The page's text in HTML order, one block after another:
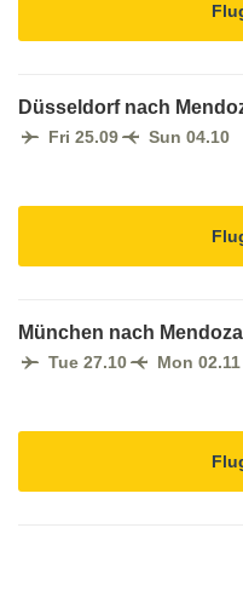
Düsseldorf nach
Fri 25.09 Sun 04.10
München nach Mendoza
Tue 27.10 Mon 02.11